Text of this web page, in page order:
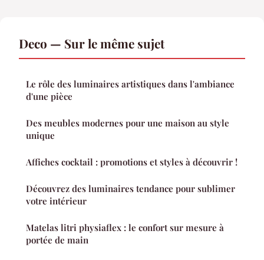
Deco — Sur le même sujet
Le rôle des luminaires artistiques dans l'ambiance
d'une pièce
Des meubles modernes pour une maison au style
unique
Affiches cocktail : promotions et styles à découvrir !
Découvrez des luminaires tendance pour sublimer
votre intérieur
Matelas litri physiaflex : le confort sur mesure à
portée de main